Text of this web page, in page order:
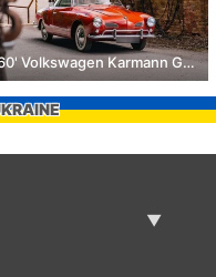
1960' Volkswagen Karmann Ghia